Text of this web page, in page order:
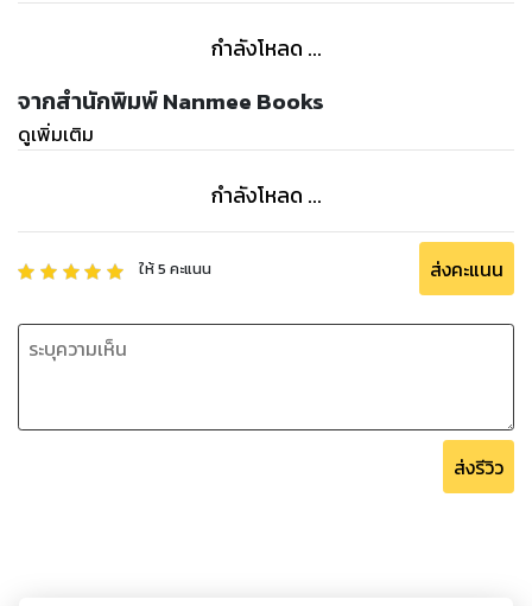
กำลังโหลด ...
จากสำนักพิมพ์ Nanmee Books
ดูเพิ่มเติม
กำลังโหลด ...
ให้5 คะแนน ส่งคะแนน
ส่งรีวิว